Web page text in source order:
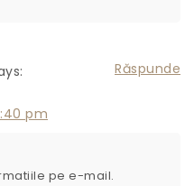
Răspunde
pm
pe e-mail.